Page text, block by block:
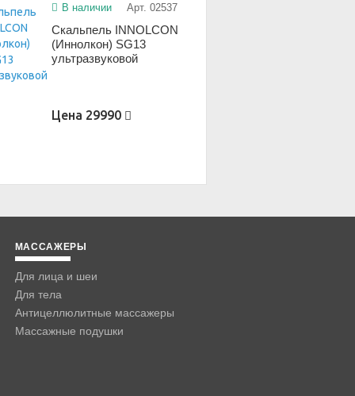
В наличии Арт. 02537
Скальпель INNOLCON
(Иннолкон) SG13
ультразвуковой
Цена 29990
МАССАЖЕРЫ
Для лица и шеи
Для тела
Антицеллюлитные массажеры
Массажные подушки